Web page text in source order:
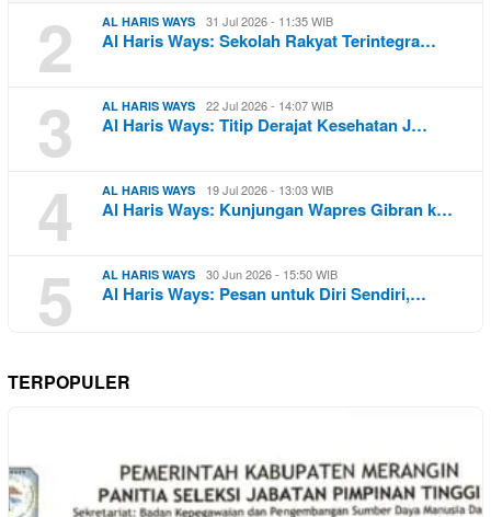
2 AL HARIS WAYS 31 Jul 2026 - 11:35 WIB
Al Haris Ways: Sekolah Rakyat Terintegra…
3 AL HARIS WAYS 22 Jul 2026 - 14:07 WIB
Al Haris Ways: Titip Derajat Kesehatan J…
4 AL HARIS WAYS 19 Jul 2026 - 13:03 WIB
Al Haris Ways: Kunjungan Wapres Gibran k…
5 AL HARIS WAYS 30 Jun 2026 - 15:50 WIB
Al Haris Ways: Pesan untuk Diri Sendiri,…
TERPOPULER